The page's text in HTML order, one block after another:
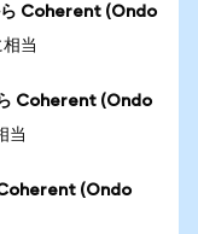
Coherent (Ondo
当
Coherent (Ondo
当
(Ondo